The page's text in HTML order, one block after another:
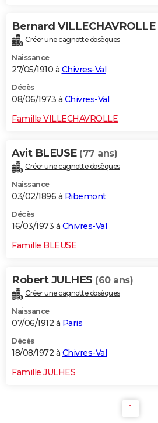
Bernard VILLECHAVROLLE
Créer une cagnotte obsèques
Naissance
27/05/1910 à Chivres-Val
Décès
08/06/1973 à Chivres-Val
Famille VILLECHAVROLLE
Avit BLEUSE (77 ans)
Créer une cagnotte obsèques
Naissance
03/02/1896 à Ribemont
Décès
16/03/1973 à Chivres-Val
Famille BLEUSE
Robert JULHES (60 ans)
Créer une cagnotte obsèques
Naissance
07/06/1912 à Paris
Décès
18/08/1972 à Chivres-Val
Famille JULHES
1